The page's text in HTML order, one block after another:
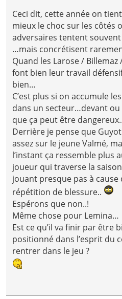
Ceci dit, cette année on
mieux le choc sur les côtés
adversaires tentent
…mais concrétisent
Quand les Larose /
font bien leur travail
bien…
C’est plus si on accumule
dans un secteur…devant
que ça peut être
Derrière je pense que
assez sur le jeune Valmé,
l’instant ça ressemble plus
joueur qui traverse la
jouant presque pas à cause
répétition de blessure..
Espérons que non..!
Même chose pour Lemina…
Est ce qu’il va finir par être
positionné dans l’esprit du
rentrer dans le jeu ?